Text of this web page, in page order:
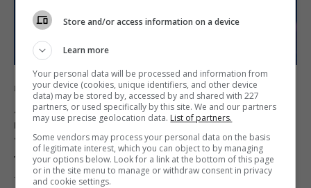
Интервью Кино
«Гулливер возвращается» – о чем будет
первая полнометражная анимация
«Квартала 95»
Татьяна Мялковская
18.09.2020 10:00
Store and/or access information on a device
Learn more
Your personal data will be processed and information from
your device (cookies, unique identifiers, and other device
data) may be stored by, accessed by and shared with 227
partners, or used specifically by this site. We and our partners
may use precise geolocation data. List of partners.
Some vendors may process your personal data on the basis
of legitimate interest, which you can object to by managing
your options below. Look for a link at the bottom of this page
or in the site menu to manage or withdraw consent in privacy
and cookie settings.